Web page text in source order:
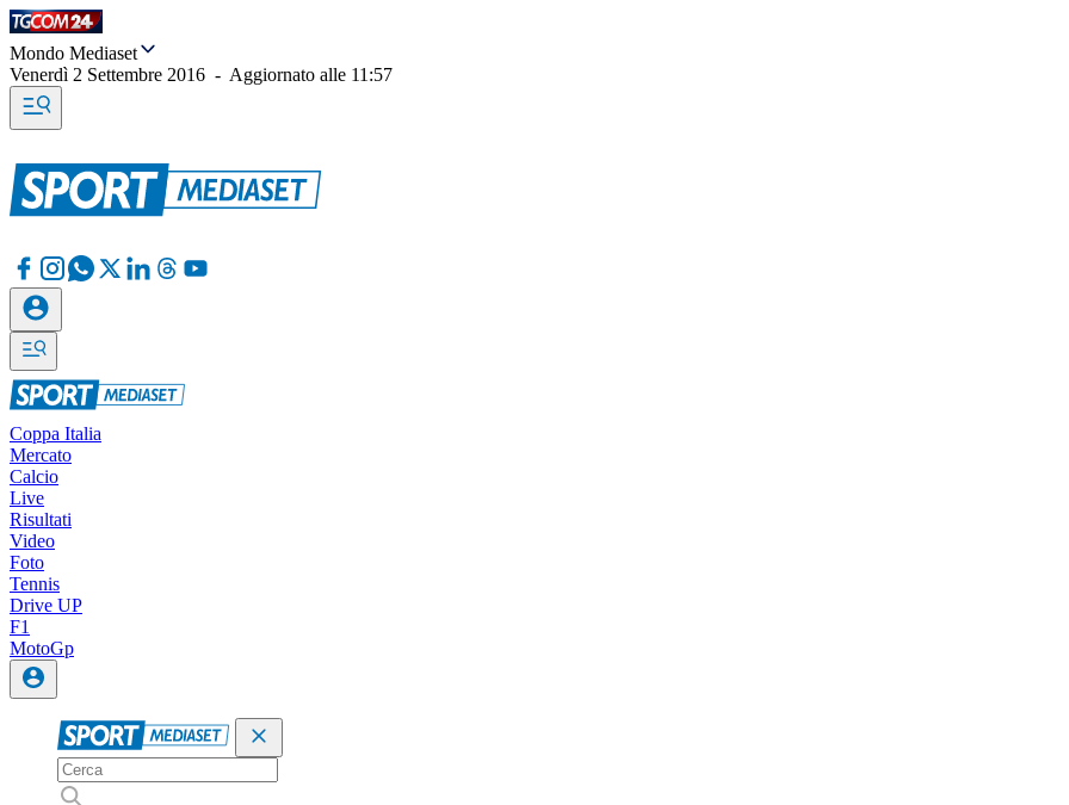
Mondo Mediaset
Venerdì 2 Settembre 2016 - Aggiornato alle 11:57
Coppa Italia
Mercato
Calcio
Live
Risultati
Video
Foto
Tennis
Drive UP
F1
MotoGp